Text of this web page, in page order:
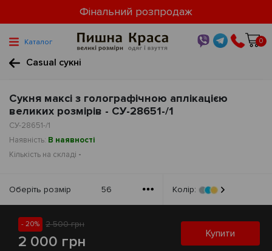
Фінальний розпродаж
Каталог 0
Casual cукні
Сукня максі з голографічною аплікацією
великих розмірів - СУ-28651-/1
СУ-28651-/1
Наявність: В наявності
Кількість на складі -
Оберiть розмiр 56 Колір:
- 20% 2 500 грн
2 000 грн Купити